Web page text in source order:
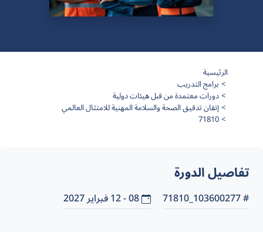
الرئيسية
برامج التدريب
دورات معتمدة من قبل هيئات دولية
إتقان تدقيق الصحة والسلامة المهنية للامتثال العالمي
71810
تفاصيل الدورة
# 103600277_71810 08 - 12 فبراير 2027